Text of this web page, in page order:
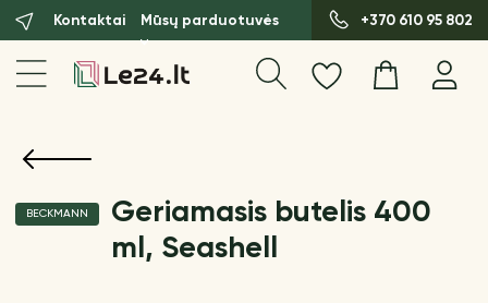
Kontaktai Mūsų parduotuvės +370 610 95 802
BECKMANN
Geriamasis butelis 400
ml, Seashell